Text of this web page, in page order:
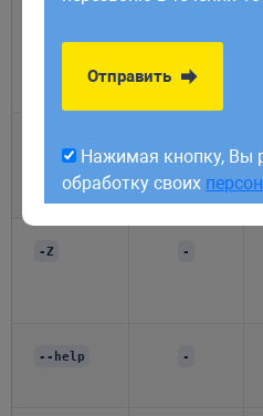
verbose
-Z -
--help -
обработку своих
Отправить
Нажимая кнопку, Вы
обработку своих